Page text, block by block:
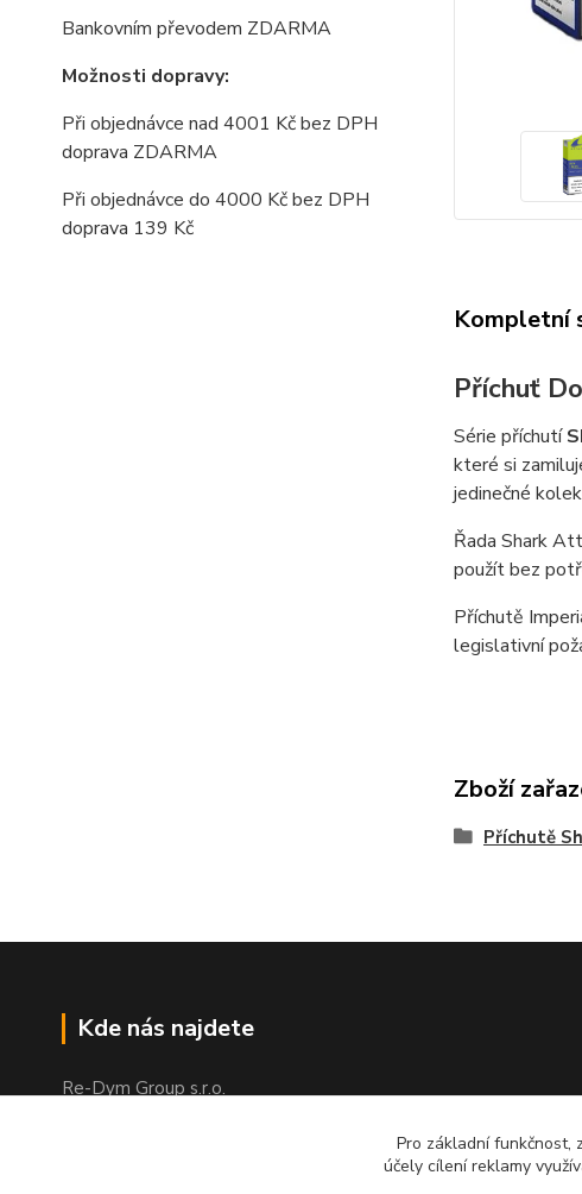
Bankovním převodem ZDARMA
Možnosti dopravy:
Při objednávce nad 4001 Kč bez DPH
doprava ZDARMA
Při objednávce do 4000 Kč bez DPH
doprava 139 Kč
Kompletní
Příchuť
Série příchutí
které si
jedinečné
Řada Shark
použít bez
Příchutě
legislativní
Zboží
Příchutě
Kde nás najdete
Re-Dym Group s.r.o.
Pro základní funkčnost,
účely cílení reklamy